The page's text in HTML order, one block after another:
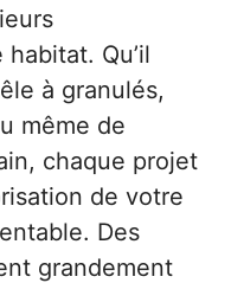
Qu’il
à granulés,
même de
chaque projet
de votre
Des
grandement